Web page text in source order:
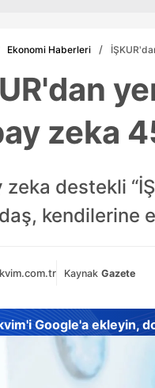
Ekonomi Haberleri
zeka
zeka destekli
kendilerine
Kaynak Gazete
Google'a ekleyin,